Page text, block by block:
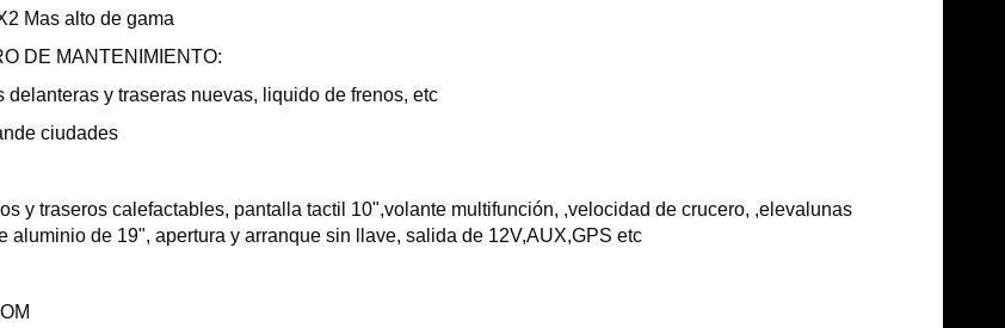
Mas alto de gama
DE MANTENIMIENTO:
y traseras nuevas, liquido de frenos, etc
ciudades
y traseros calefactables, pantalla tactil 10",volante multifunción, ,velocidad de crucero, ,elevalunas
aluminio de 19", apertura y arranque sin llave, salida de 12V,AUX,GPS etc